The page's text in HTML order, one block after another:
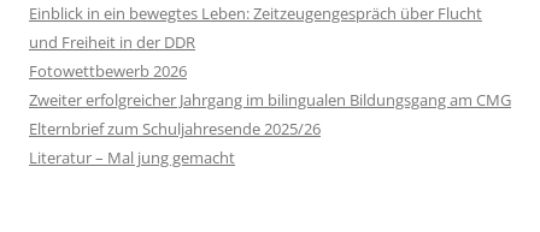
Einblick in ein bewegtes Leben: Zeitzeugengespräch über Flucht
und Freiheit in der DDR
Fotowettbewerb 2026
Zweiter erfolgreicher Jahrgang im bilingualen Bildungsgang am CMG
Elternbrief zum Schuljahresende 2025/26
Literatur – Mal jung gemacht